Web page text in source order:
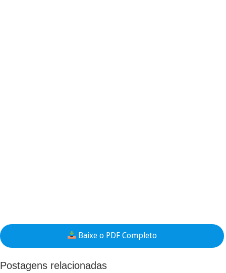
Baixe o PDF Completo
Postagens relacionadas